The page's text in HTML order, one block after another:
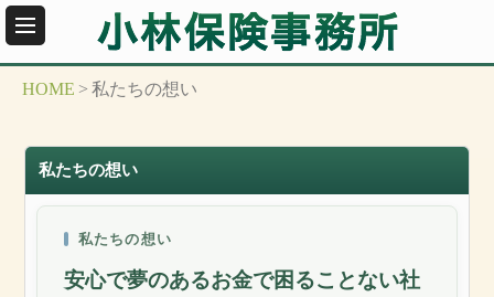
HOME > 私たちの想い
私たちの想い
私たちの想い
安心で夢のあるお金で困ることない社